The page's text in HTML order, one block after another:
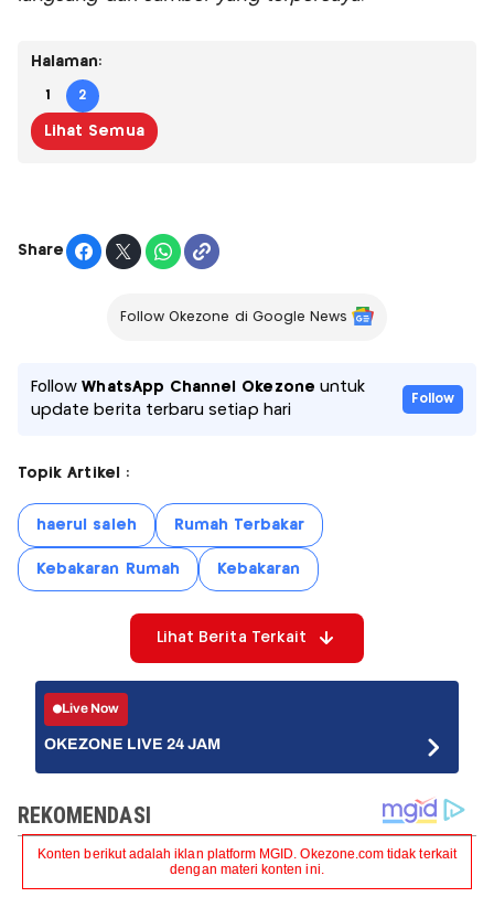
Halaman:
1 2
Lihat Semua
Share
Follow Okezone di Google News
FollowWhatsApp Channel Okezone untuk
update berita terbaru setiap hari
Follow
Topik Artikel :
haerul saleh Rumah Terbakar
Kebakaran Rumah Kebakaran
Lihat Berita Terkait
Live Now
OKEZONE LIVE 24 JAM